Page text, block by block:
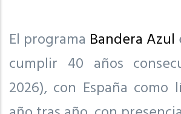
El programa Bandera Azul
cumplir 40 años
2026), con España como